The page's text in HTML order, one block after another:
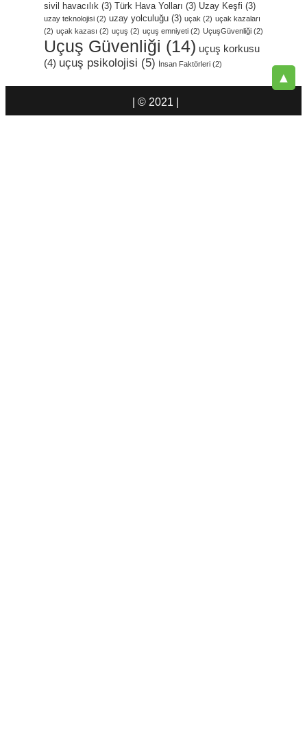
sivil havacılık (3) Türk Hava Yolları (3) Uzay Keşfi (3)
uzay teknolojisi (2) uzay yolculuğu (3) uçak (2) uçak kazaları
(2) uçak kazası (2) uçuş (2) uçuş emniyeti (2) UçuşGüvenliği (2)
Uçuş Güvenliği (14) uçuş korkusu
(4) uçuş psikolojisi (5) İnsan Faktörleri (2)
▲
| © 2021 |